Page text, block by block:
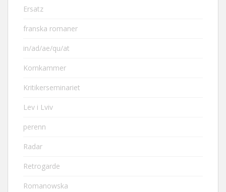
Ersatz
franska romaner
in/ad/ae/qu/at
Kornkammer
Kritikerseminariet
Lev i Lviv
perenn
Radar
Retrogarde
Romanowska